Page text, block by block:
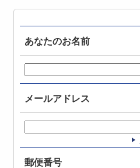
あなたのお名前
メールアドレス
郵便番号